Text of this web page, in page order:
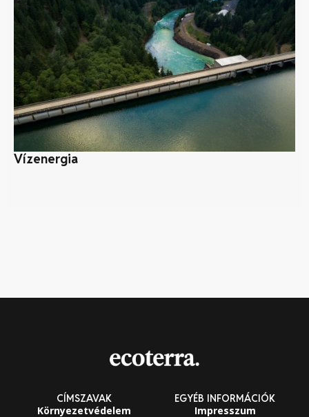
Vízenergia
CÍMSZAVAK
Környezetvédelem
EGYÉB INFORMÁCIÓK
Impresszum